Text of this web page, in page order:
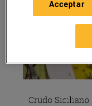
Crudo Siciliano
Acceptar